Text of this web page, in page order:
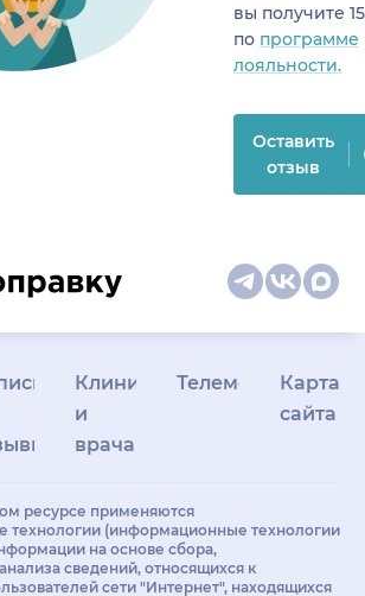
вы получите
по программе
лояльности.
Оставить
отзыв
Клиникам
и
врачам
Телемедицина
Карта
сайта
ресурсе применяются
технологии (информационные технологии
на основе сбора,
сведений, относящихся к
сети "Интернет", находящихся